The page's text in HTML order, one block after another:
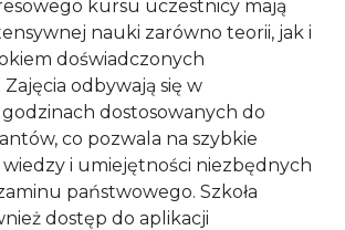
kursu uczestnicy mają
nauki zarówno teorii, jak i
doświadczonych
odbywają się w
dostosowanych do
co pozwala na szybkie
i umiejętności niezbędnych
państwowego. Szkoła
dostęp do aplikacji